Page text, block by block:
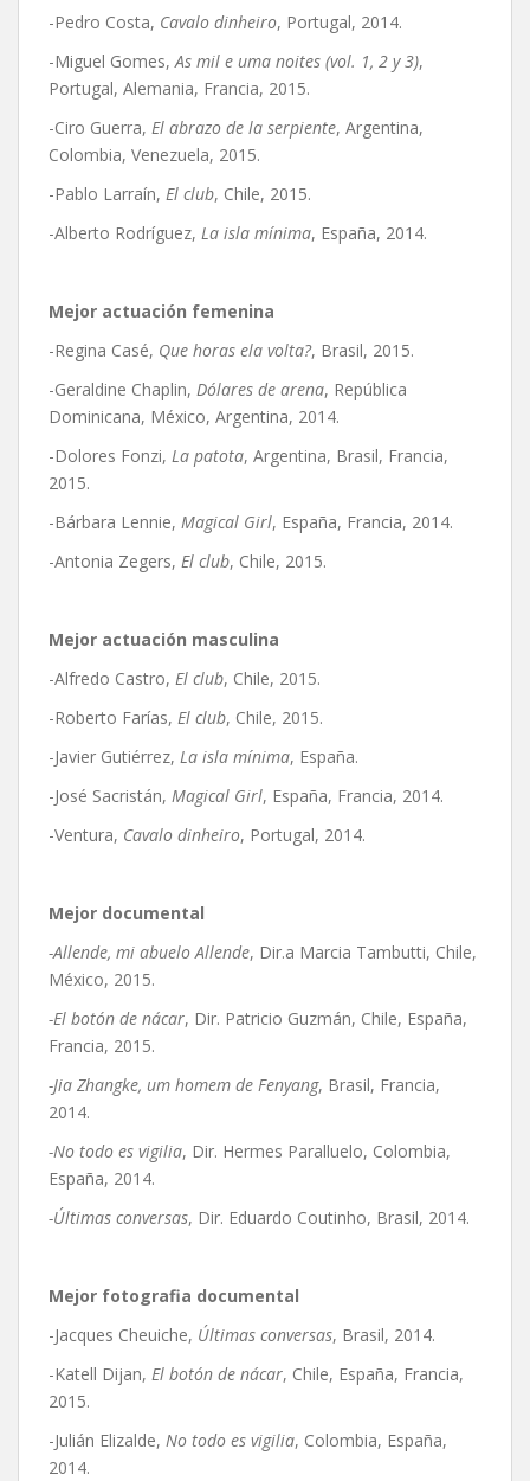
-Pedro Costa, Cavalo dinheiro, Portugal, 2014.
-Miguel Gomes,As mil e uma noites (vol. 1, 2 y 3),
Portugal, Alemania, Francia, 2015.
-Ciro Guerra, El abrazo de la serpiente, Argentina,
Colombia, Venezuela, 2015.
-Pablo Larraín, El club, Chile, 2015.
-Alberto Rodríguez, La isla mínima, España, 2014.
Mejor actuación femenina
-Regina Casé, Que horas ela volta?, Brasil, 2015.
-Geraldine Chaplin, Dólares de arena, República
Dominicana, México, Argentina, 2014.
-Dolores Fonzi, La patota, Argentina, Brasil, Francia,
2015.
-Bárbara Lennie, Magical Girl, España, Francia, 2014.
-Antonia Zegers, El club, Chile, 2015.
Mejor actuación masculina
-Alfredo Castro, El club, Chile, 2015.
-Roberto Farías, El club, Chile, 2015.
-Javier Gutiérrez, La isla mínima, España.
-José Sacristán, Magical Girl, España, Francia, 2014.
-Ventura, Cavalo dinheiro, Portugal, 2014.
Mejor documental
-Allende, mi abuelo Allende, Dir.a Marcia Tambutti, Chile,
México, 2015.
-El botón de nácar, Dir. Patricio Guzmán, Chile, España,
Francia, 2015.
-Jia Zhangke, um homem de Fenyang, Brasil, Francia,
2014.
-No todo es vigilia, Dir. Hermes Paralluelo, Colombia,
España, 2014.
-Últimas conversas, Dir. Eduardo Coutinho, Brasil, 2014.
Mejor fotografia documental
-Jacques Cheuiche, Últimas conversas, Brasil, 2014.
-Katell Dijan, El botón de nácar, Chile, España, Francia,
2015.
-Julián Elizalde, No todo es vigilia, Colombia, España,
2014.